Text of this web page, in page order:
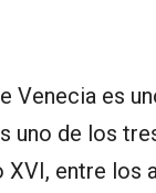
Venecia es
uno de los
XVI, entre